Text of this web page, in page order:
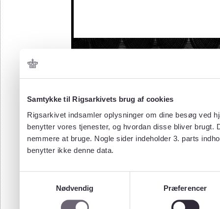
Samtykke til Rigsarkivets brug af cookies
Rigsarkivet indsamler oplysninger om dine besøg ved
benytter vores tjenester, og hvordan disse bliver
nemmere at bruge. Nogle sider indeholder 3. parts
benytter ikke denne data.
Nødvendig
Præferencer